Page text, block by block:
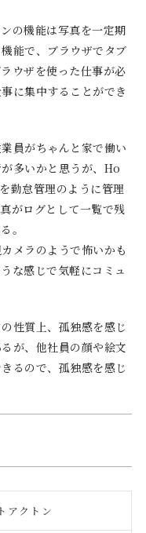
の機能は写真を一定期
能で、ブラウザでタブ
ウザを使った仕事が必
に集中することができ
員がちゃんと家で働い
多いかと思うが、Ho
勤怠管理のように管理
がログとして一覧で残
。
メラのようで怖いかも
な感じで気軽にコミュ
性質上、孤独感を感じ
が、他社員の顔や絵文
るので、孤独感を感じ
アクトン